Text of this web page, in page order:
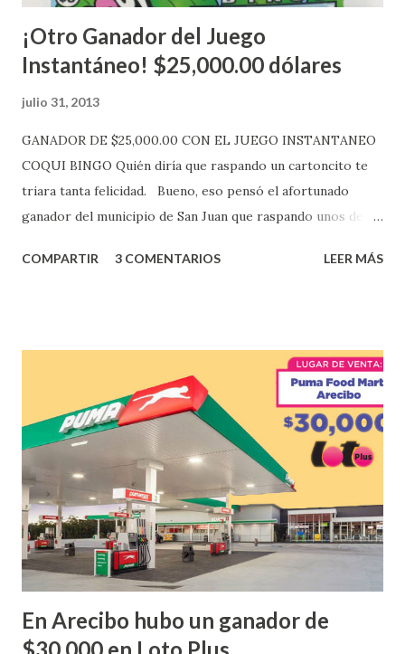
¡Otro Ganador del Juego
Instantáneo! $25,000.00 dólares
julio 31, 2013
GANADOR DE $25,000.00 CON EL JUEGO INSTANTANEO
COQUI BINGO Quién diría que raspando un cartoncito te
triara tanta felicidad. Bueno, eso pensó el afortunado
ganador del municipio de San Juan que raspando unos de
obtuvo un premio de $25,000,00 dólares. Este es el anuncio
ganador fue vendido en la farmacia Yarimar de la
Urbanización Las Lomas en el Municipio de San Juan
¡Enhorabuena que lo disfrute!
...
COMPARTIR 3 COMENTARIOS LEER MÁS
En Arecibo hubo un ganador de